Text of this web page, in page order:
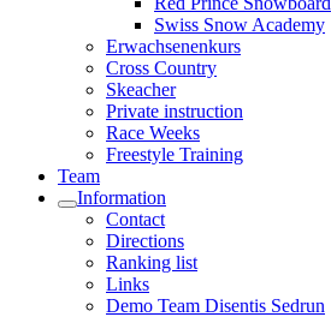
Swiss Snow Academy
Erwachsenenkurs
Cross Country
Skeacher
Private instruction
Race Weeks
Freestyle Training
Team
Information
Contact
Directions
Ranking list
Links
Demo Team Disentis Sedrun